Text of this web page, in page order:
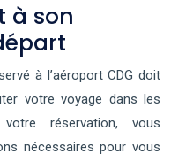
à son
à l’aéroport CDG doit
votre voyage dans les
réservation, vous
nécessaires pour vous